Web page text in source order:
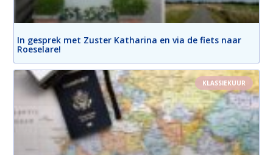
In gesprek met Zuster Katharina en via de fiets naar
Roeselare!
KLASSIEKUUR